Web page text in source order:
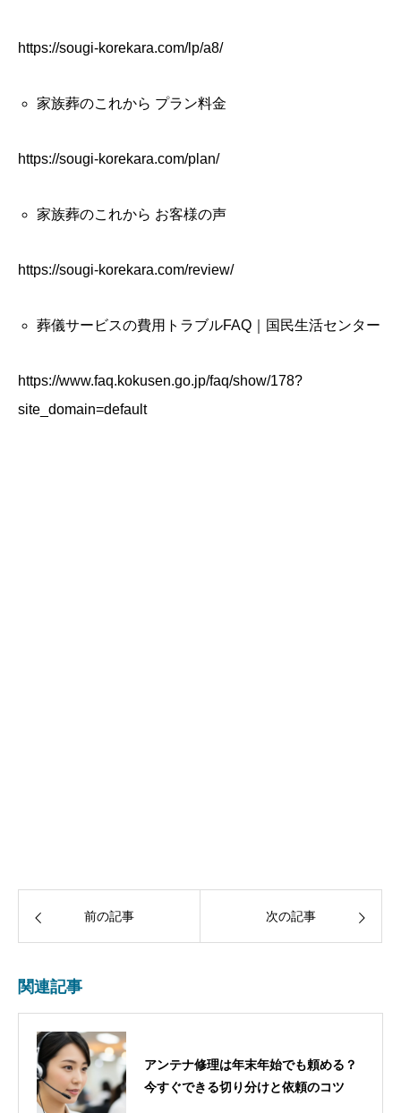
https://sougi-korekara.com/lp/a8/
家族葬のこれから プラン料金
https://sougi-korekara.com/plan/
家族葬のこれから お客様の声
https://sougi-korekara.com/review/
葬儀サービスの費用トラブルFAQ｜国民生活センター
https://www.faq.kokusen.go.jp/faq/show/178?
site_domain=default
前の記事 次の記事
関連記事
アンテナ修理は年末年始でも頼める？
今すぐできる切り分けと依頼のコツ